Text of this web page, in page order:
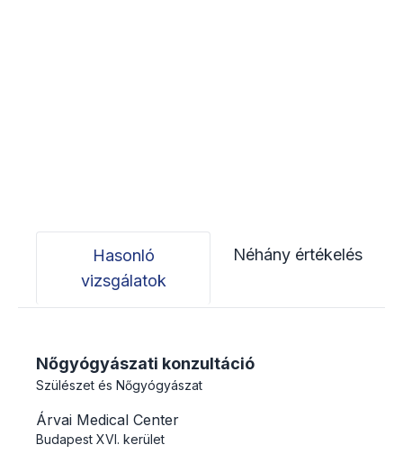
Hasonló
vizsgálatok
Néhány értékelés
Nőgyógyászati konzultáció
Szülészet és Nőgyógyászat
Árvai Medical Center
Budapest XVI. kerület